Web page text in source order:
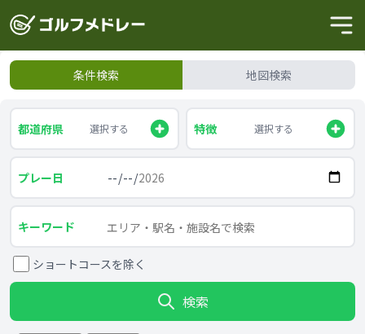
条件検索 地図検索
都道府県 選択する 特徴 選択する
プレー日
キーワード
ショートコースを除く
検索